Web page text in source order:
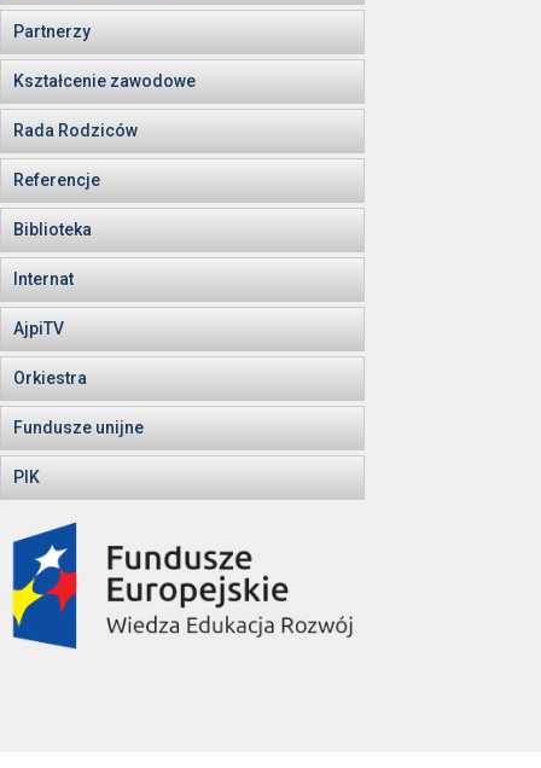
Partnerzy
Kształcenie zawodowe
Rada Rodziców
Referencje
Biblioteka
Internat
AjpiTV
Orkiestra
Fundusze unijne
PIK